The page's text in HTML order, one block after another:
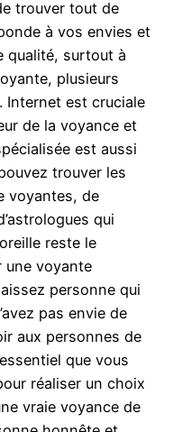
trouver tout de
à vos envies et
qualité, surtout à
plusieurs
Internet est cruciale
de la voyance et
est aussi
trouver les
voyantes, de
qui
reste le
une voyante
personne qui
pas envie de
aux personnes de
que vous
réaliser un choix
vraie voyance de